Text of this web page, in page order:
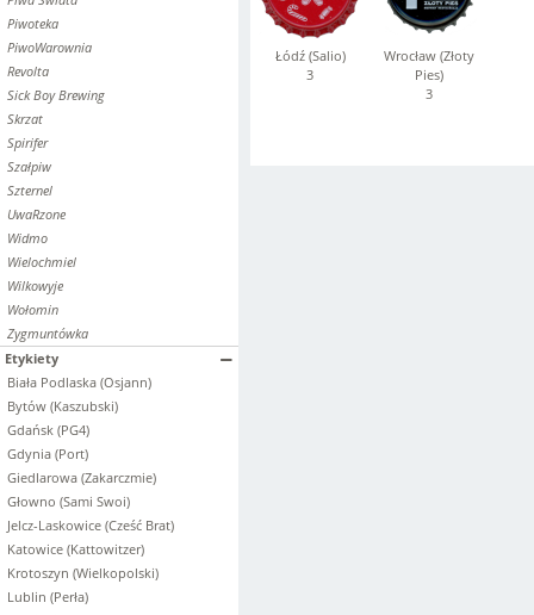
Piwoteka
PiwoWarownia
Revolta
Sick Boy Brewing
Skrzat
Spirifer
Szałpiw
Szternel
UwaRzone
Widmo
Wielochmiel
Wilkowyje
Wołomin
Zygmuntówka
Etykiety
Biała Podlaska (Osjann)
Bytów (Kaszubski)
Gdańsk (PG4)
Gdynia (Port)
Giedlarowa (Zakarczmie)
Głowno (Sami Swoi)
Jelcz-Laskowice (Cześć Brat)
Katowice (Kattowitzer)
Krotoszyn (Wielkopolski)
Lublin (Perła)
Łódź (Salio)
3
Wrocław (Złoty
Pies)
3